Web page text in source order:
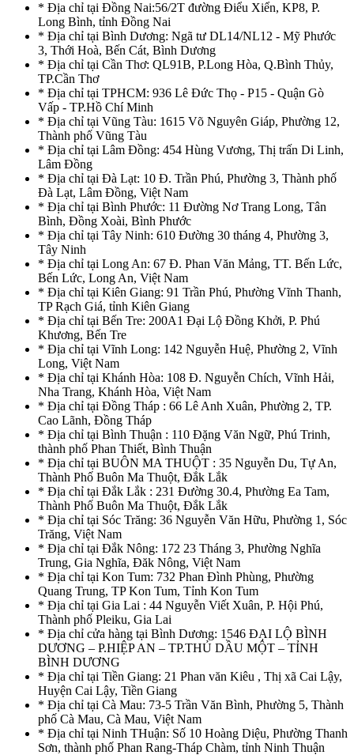
* Địa chỉ tại Đồng Nai:56/2T đường Điểu Xiển, KP8, P.
Long Bình, tỉnh Đồng Nai
* Địa chỉ tại Bình Dương: Ngã tư DL14/NL12 - Mỹ Phước
3, Thới Hoà, Bến Cát, Bình Dương
* Địa chỉ tại Cần Thơ: QL91B, P.Long Hòa, Q.Bình Thủy,
TP.Cần Thơ
* Địa chỉ tại TPHCM: 936 Lê Đức Thọ - P15 - Quận Gò
Vấp - TP.Hồ Chí Minh
* Địa chỉ tại Vũng Tàu: 1615 Võ Nguyên Giáp, Phường 12,
Thành phố Vũng Tàu
* Địa chỉ tại Lâm Đồng: 454 Hùng Vương, Thị trấn Di Linh,
Lâm Đồng
* Địa chỉ tại Đà Lạt: 10 Đ. Trần Phú, Phường 3, Thành phố
Đà Lạt, Lâm Đồng, Việt Nam
* Địa chỉ tại Bình Phước: 11 Đường Nơ Trang Long, Tân
Bình, Đồng Xoài, Bình Phước
* Địa chỉ tại Tây Ninh: 610 Đường 30 tháng 4, Phường 3,
Tây Ninh
* Địa chỉ tại Long An: 67 Đ. Phan Văn Mảng, TT. Bến Lức,
Bến Lức, Long An, Việt Nam
* Địa chỉ tại Kiên Giang: 91 Trần Phú, Phường Vĩnh Thanh,
TP Rạch Giá, tỉnh Kiên Giang
* Địa chỉ tại Bến Tre: 200A1 Đại Lộ Đồng Khởi, P. Phú
Khương, Bến Tre
* Địa chỉ tại Vĩnh Long: 142 Nguyễn Huệ, Phường 2, Vĩnh
Long, Việt Nam
* Địa chỉ tại Khánh Hòa: 108 Đ. Nguyễn Chích, Vĩnh Hải,
Nha Trang, Khánh Hòa, Việt Nam
* Địa chỉ tại Đồng Tháp : 66 Lê Anh Xuân, Phường 2, TP.
Cao Lãnh, Đồng Tháp
* Địa chỉ tại Bình Thuận : 110 Đặng Văn Ngữ, Phú Trinh,
thành phố Phan Thiết, Bình Thuận
* Địa chỉ tại BUÔN MA THUỘT : 35 Nguyễn Du, Tự An,
Thành Phố Buôn Ma Thuột, Đắk Lắk
* Địa chỉ tại Đắk Lắk : 231 Đường 30.4, Phường Ea Tam,
Thành Phố Buôn Ma Thuột, Đắk Lắk
* Địa chỉ tại Sóc Trăng: 36 Nguyễn Văn Hữu, Phường 1, Sóc
Trăng, Việt Nam
* Địa chỉ tại Đắk Nông: 172 23 Tháng 3, Phường Nghĩa
Trung, Gia Nghĩa, Đăk Nông, Việt Nam
* Địa chỉ tại Kon Tum: 732 Phan Đình Phùng, Phường
Quang Trung, TP Kon Tum, Tỉnh Kon Tum
* Địa chỉ tại Gia Lai : 44 Nguyễn Viết Xuân, P. Hội Phú,
Thành phố Pleiku, Gia Lai
* Địa chỉ cửa hàng tại Bình Dương: 1546 ĐẠI LỘ BÌNH
DƯƠNG – P.HIỆP AN – TP.THỦ DẦU MỘT – TỈNH
BÌNH DƯƠNG
* Địa chỉ tại Tiền Giang: 21 Phan văn Kiêu , Thị xã Cai Lậy,
Huyện Cai Lậy, Tiền Giang
* Địa chỉ tại Cà Mau: 73-5 Trần Văn Bình, Phường 5, Thành
phố Cà Mau, Cà Mau, Việt Nam
* Địa chỉ tại Ninh THuận: Số 10 Hoàng Diệu, Phường Thanh
Sơn, thành phố Phan Rang-Tháp Chàm, tỉnh Ninh Thuận